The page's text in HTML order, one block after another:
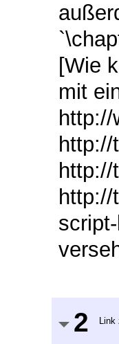
[Wie
mit
2 Link